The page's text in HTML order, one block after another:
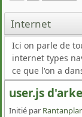
Internet
Ici on parle de
internet types
ce que l'on a
user.js
Initié par